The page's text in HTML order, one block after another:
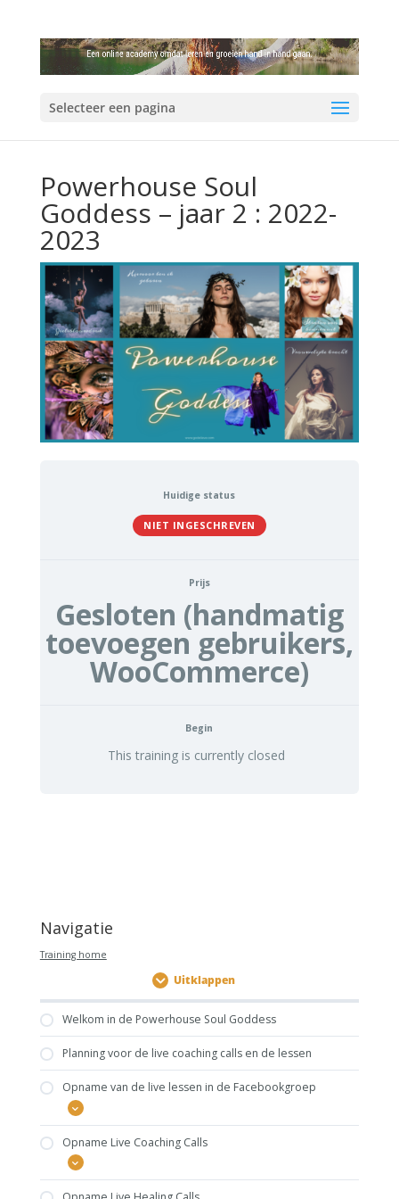
Selecteer een pagina
Powerhouse Soul
Goddess – jaar 2 : 2022-
2023
Huidige status
NIET INGESCHREVEN
Prijs
Gesloten (handmatig
toevoegen gebruikers,
WooCommerce)
Begin
This training is currently closed
Navigatie
Training home
Uitklappen
Welkom in de Powerhouse Soul Goddess
Planning voor de live coaching calls en de lessen
Opname van de live lessen in de Facebookgroep
Les 1
Opname Live Coaching Calls